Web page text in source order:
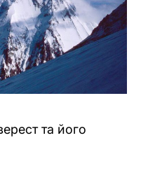
та його